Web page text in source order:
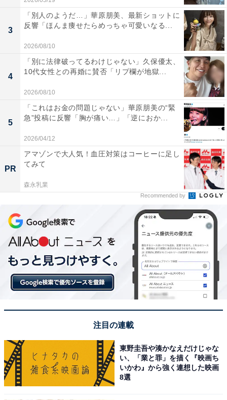
3
「別人のようだ…」華原朋美、最新ショットに
反響「ほんま痩せたらめっちゃ可愛いなる...
2026/08/10
4
「別に法律破ってるわけじゃない」久保優太、
10代女性との再婚に賛否「リプ欄が地獄...
2026/08/10
5
「これはお金の問題じゃない」華原朋美の“緊
急”投稿に反響「胸が痛い…」「逆におか...
2026/04/12
PR
アマゾンで大人気！血圧対策はコーヒーに足し
てみて
森永乳業
Recommended by
注目の連載
東野圭吾や湊かなえだけじゃな
い、「業と罪」を描く『映画ち
いかわ』から強く連想した映画
8選